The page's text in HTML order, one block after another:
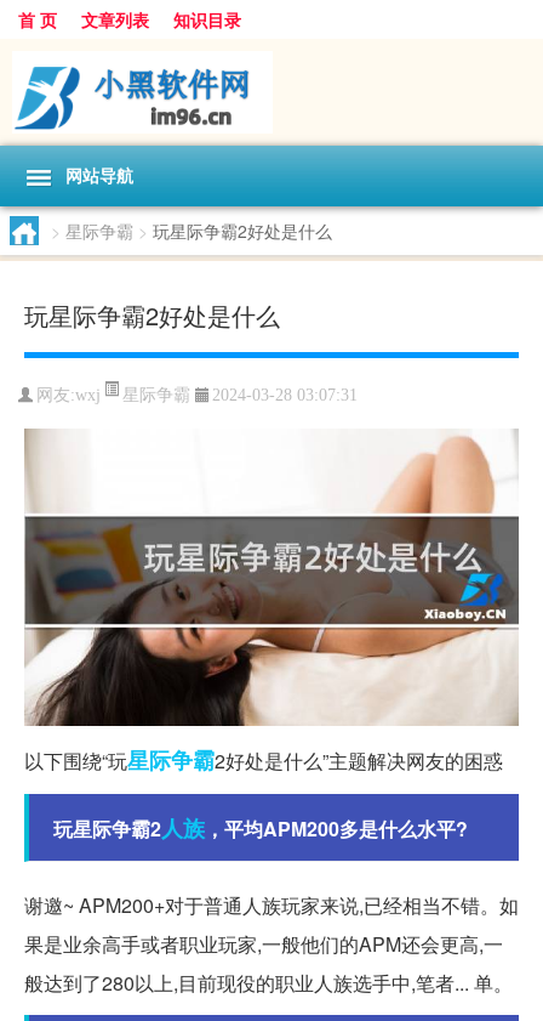
首 页 文章列表 知识目录
网站导航
> 星际争霸 > 玩星际争霸2好处是什么
玩星际争霸2好处是什么
网友:wxj 星际争霸 2024-03-28 03:07:31
以下围绕“玩星际争霸2好处是什么”主题解决网友的困惑
玩星际争霸2人族 ，平均APM200多是什么水平?
谢邀~ APM200+对于普通人族玩家来说,已经相当不错。如
果是业余高手或者职业玩家,一般他们的APM还会更高,一
般达到了280以上,目前现役的职业人族选手中,笔者... 单。